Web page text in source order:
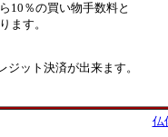
％の買い物手数料と
す。
ット決済が出来ます。
仏